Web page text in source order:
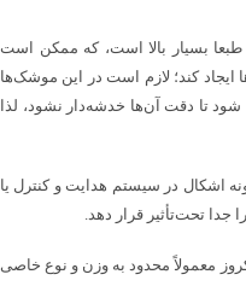
طبعا بسیار بالا است، که ممکن است
ایجاد کند؛ لازم است در این موشک‌ها
شود تا دقت آن‌ها خدشه‌دار نشود، لذا
اشکال در سیستم هدایت و کنترل یا
جدا تحت‌تأثیر قرار دهد.
معمولاً محدود به وزن و نوع خاصی